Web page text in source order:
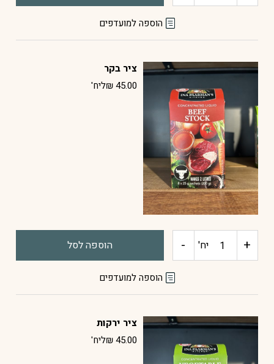
הוספה למועדפים
ציר בקר
₪45.00 ליח'
+ כמות
בקר
יח' - הוספה לסל
הוספה למועדפים
ציר ירקות
₪45.00 ליח'